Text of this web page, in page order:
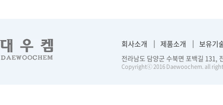
회사소개 제품소개 보유기
전라남도 담양군 수북면 포백길
Copyrightⓒ 2016 Daewoochem. all